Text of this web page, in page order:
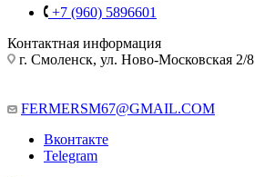
+7 (960) 5896601
Контактная информация
г. Смоленск, ул. Ново-Московская 2/8
FERMERSM67@GMAIL.COM
Вконтакте
Telegram